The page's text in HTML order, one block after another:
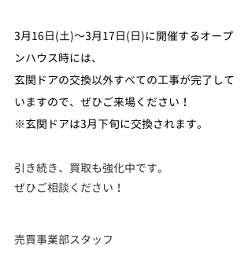
3月16日(土)～3月17日(日)に開催するオープ
ンハウス時には、
玄関ドアの交換以外すべての工事が完了して
いますので、ぜひご来場ください！
※玄関ドアは3月下旬に交換されます。
引き続き、買取も強化中です。
ぜひご相談ください！
売買事業部スタッフ